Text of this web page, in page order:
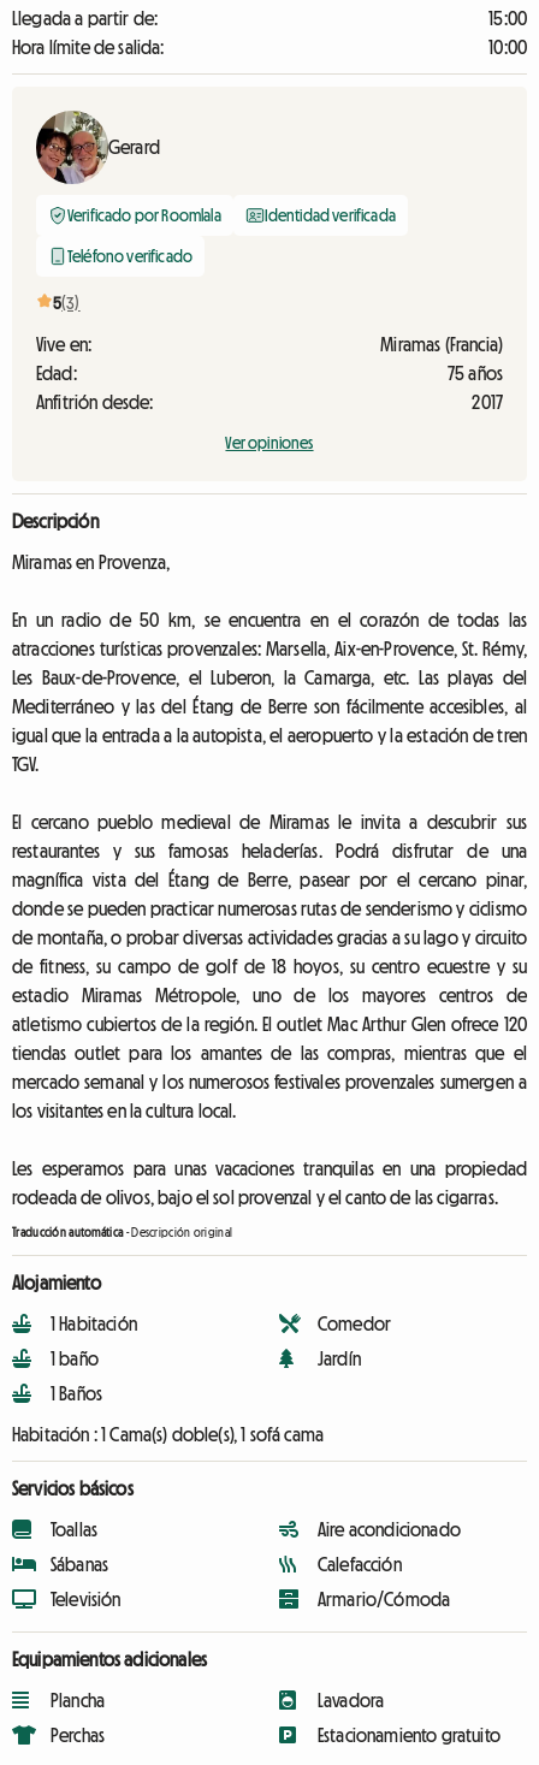
Llegada a partir de:
15:00
Hora límite de salida:
10:00
Gerard
Verificado por Roomlala Identidad verificada
Teléfono verificado
5(3)
Vive en:
Miramas (Francia)
Edad:
75 años
Anfitrión desde:
2017
Ver opiniones
Descripción
Miramas en Provenza,
En un radio de 50 km, se encuentra en el corazón de todas las
atracciones turísticas provenzales: Marsella, Aix-en-Provence, St. Rémy,
Les Baux-de-Provence, el Luberon, la Camarga, etc. Las playas del
Mediterráneo y las del Étang de Berre son fácilmente accesibles, al
igual que la entrada a la autopista, el aeropuerto y la estación de tren
TGV.
El cercano pueblo medieval de Miramas le invita a descubrir sus
restaurantes y sus famosas heladerías. Podrá disfrutar de una
magnífica vista del Étang de Berre, pasear por el cercano pinar,
donde se pueden practicar numerosas rutas de senderismo y ciclismo
de montaña, o probar diversas actividades gracias a su lago y circuito
de fitness, su campo de golf de 18 hoyos, su centro ecuestre y su
estadio Miramas Métropole, uno de los mayores centros de
atletismo cubiertos de la región. El outlet Mac Arthur Glen ofrece 120
tiendas outlet para los amantes de las compras, mientras que el
mercado semanal y los numerosos festivales provenzales sumergen a
los visitantes en la cultura local.
Les esperamos para unas vacaciones tranquilas en una propiedad
rodeada de olivos, bajo el sol provenzal y el canto de las cigarras.
Traducción automática-Descripción original
Alojamiento
1 Habitación
1 baño
1 Baños
Comedor
Jardín
Habitación :1 Cama(s) doble(s), 1 sofá cama
Servicios básicos
Toallas
Sábanas
Televisión
Aire acondicionado
Calefacción
Armario/Cómoda
Equipamientos adicionales
Plancha
Perchas
Lavadora
Estacionamiento gratuito